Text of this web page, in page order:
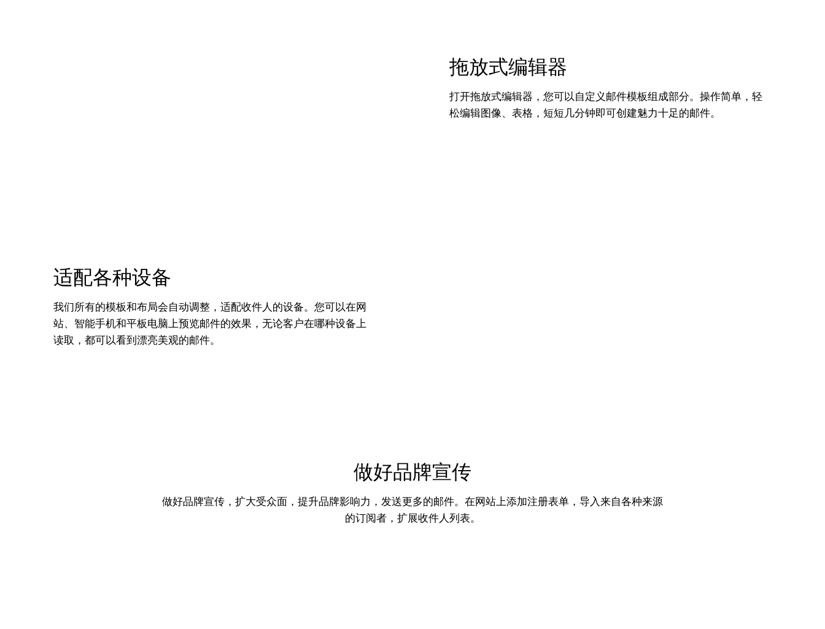
拖放式编辑器
打开拖放式编辑器，您可以自定义邮件模板组成部分。操作简单，轻
松编辑图像、表格，短短几分钟即可创建魅力十足的邮件。
适配各种设备
我们所有的模板和布局会自动调整，适配收件人的设备。您可以在网
站、智能手机和平板电脑上预览邮件的效果，无论客户在哪种设备上
读取，都可以看到漂亮美观的邮件。
做好品牌宣传
做好品牌宣传，扩大受众面，提升品牌影响力，发送更多的邮件。在网站上添加注册表单，导入来自各种来源
的订阅者，扩展收件人列表。